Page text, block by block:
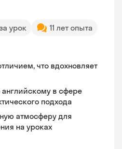
урок
11 лет опыта
что вдохновляет
в сфере
подхода
атмосферу для
на уроках